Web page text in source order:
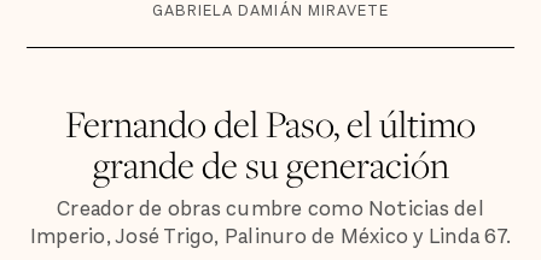
GABRIELA DAMIÁN MIRAVETE
Fernando del Paso, el último
grande de su generación
Creador de obras cumbre como Noticias del
Imperio, José Trigo, Palinuro de México y Linda 67.